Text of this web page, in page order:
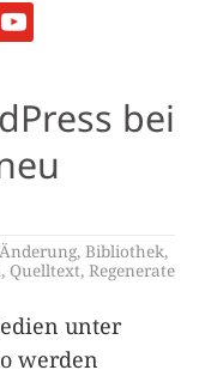
bei
Änderung, Bibliothek,
, Quelltext, Regenerate
unter
werden